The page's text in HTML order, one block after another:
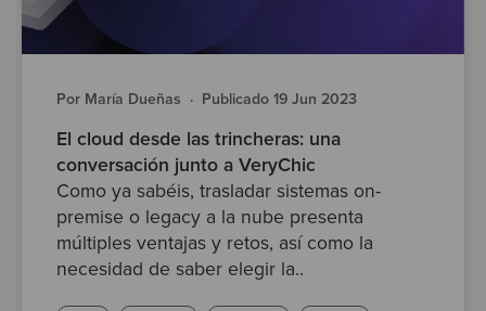
Por María Dueñas · Publicado 19 Jun 2023
El cloud desde las trincheras: una
conversación junto a VeryChic
Como ya sabéis, trasladar sistemas on-
premise o legacy a la nube presenta
múltiples ventajas y retos, así como la
necesidad de saber elegir la..